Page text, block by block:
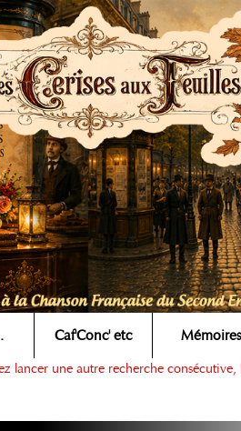
Caf'Conc' etc Mémoires
lancer une autre recherche